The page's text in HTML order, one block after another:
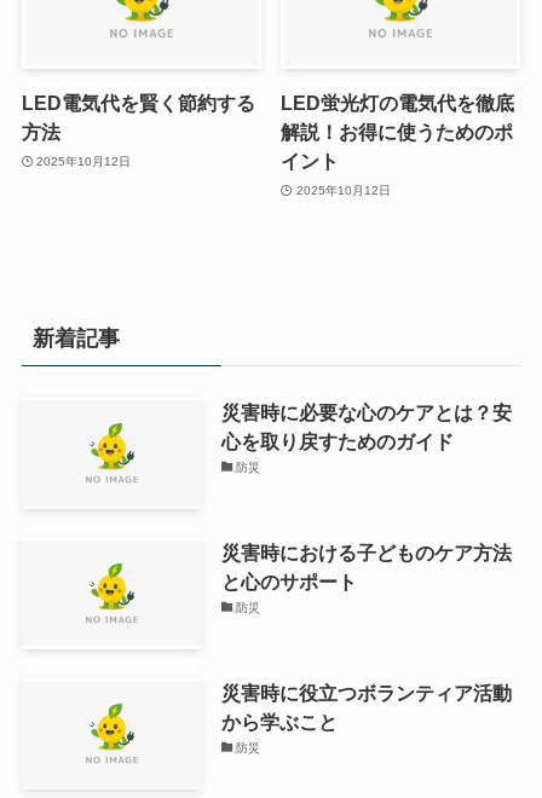
LED電気代を賢く節約する
方法
2025年10月12日
LED蛍光灯の電気代を徹底
解説！お得に使うためのポ
イント
2025年10月12日
新着記事
災害時に必要な心のケアとは？安
心を取り戻すためのガイド
防災
災害時における子どものケア方法
と心のサポート
防災
災害時に役立つボランティア活動
から学ぶこと
防災